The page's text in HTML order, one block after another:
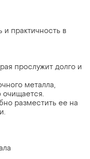
и практичность в
прослужит долго и
металла,
очищается.
разместить ее на